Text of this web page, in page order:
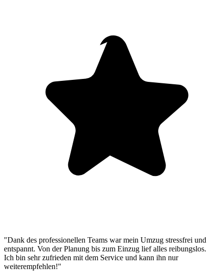
"Dank des professionellen Teams war mein Umzug stressfrei und
entspannt. Von der Planung bis zum Einzug lief alles reibungslos.
Ich bin sehr zufrieden mit dem Service und kann ihn nur
weiterempfehlen!"